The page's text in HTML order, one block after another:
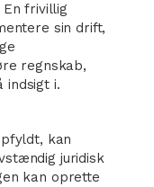
En frivillig
sin drift,
regnskab,
indsigt i.
kan
juridisk
kan oprette